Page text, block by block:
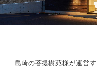
島崎の菩提樹苑様が運営